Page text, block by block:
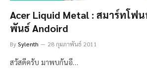
Acer Liquid Metal : สมาร์ทโฟ
พันธ์ Andoird
BySylenth 28 กุมภาพันธ์ 2011
สวัสดีครับ มาพบกันอี…